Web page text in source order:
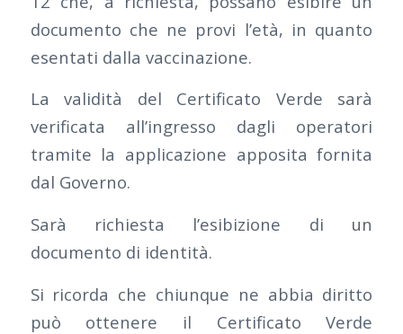
documento che ne provi l’età, in quanto
esentati dalla vaccinazione.
La validità del Certificato Verde sarà
verificata all’ingresso dagli operatori
tramite la applicazione apposita fornita
dal Governo.
Sarà richiesta l’esibizione di un
documento di identità.
Si ricorda che chiunque ne abbia diritto
può ottenere il Certificato Verde